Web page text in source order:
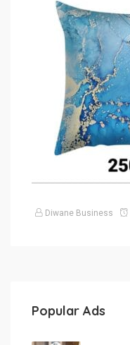
Diwane Business
Popular Ads